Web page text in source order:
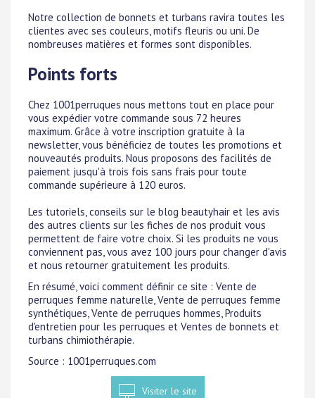
Notre collection de bonnets et turbans ravira toutes les
clientes avec ses couleurs, motifs fleuris ou uni. De
nombreuses matières et formes sont disponibles.
Points forts
Chez 1001perruques nous mettons tout en place pour
vous expédier votre commande sous 72 heures
maximum. Grâce à votre inscription gratuite à la
newsletter, vous bénéficiez de toutes les promotions et
nouveautés produits. Nous proposons des facilités de
paiement jusqu'à trois fois sans frais pour toute
commande supérieure à 120 euros.
Les tutoriels, conseils sur le blog beautyhair et les avis
des autres clients sur les fiches de nos produit vous
permettent de faire votre choix. Si les produits ne vous
conviennent pas, vous avez 100 jours pour changer d'avis
et nous retourner gratuitement les produits.
En résumé, voici comment définir ce site : Vente de
perruques femme naturelle, Vente de perruques femme
synthétiques, Vente de perruques hommes, Produits
d'entretien pour les perruques et Ventes de bonnets et
turbans chimiothérapie.
Source : 1001perruques.com
Visiter le site